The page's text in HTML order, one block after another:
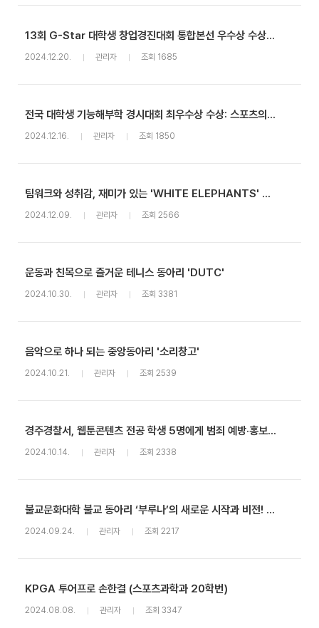
13회 G-Star 대학생 창업경진대회 통합본선 우수상 수상, 창업동아리 '도-리사이클팀'
2024.12.20. 관리자 조회 1685
전국 대학생 기능해부학 경시대회 최우수상 수상: 스포츠의학 학술동아리(DATT) 심현섭 학우
2024.12.16. 관리자 조회 1850
팀워크와 성취감, 재미가 있는 'WHITE ELEPHANTS' 미식축구 동아리
2024.12.09. 관리자 조회 2566
운동과 친목으로 즐거운 테니스 동아리 'DUTC'
2024.10.30. 관리자 조회 3381
음악으로 하나 되는 중앙동아리 '소리창고'
2024.10.21. 관리자 조회 2539
경주경찰서, 웹툰콘텐츠 전공 학생 5명에게 범죄 예방·홍보 웹툰 제작 감사장 수여
2024.10.14. 관리자 조회 2338
불교문화대학 불교 동아리 ‘부루나’의 새로운 시작과 비전! (불교학부 3학년 권태환)
2024.09.24. 관리자 조회 2217
KPGA 투어프로 손한결 (스포츠과학과 20학번)
2024.08.08. 관리자 조회 3347